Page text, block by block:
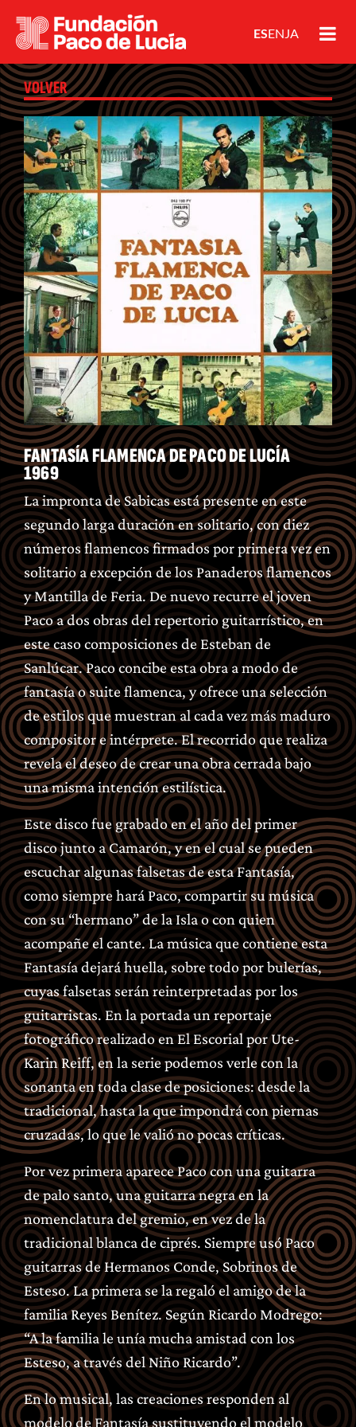
VOLVER
FANTASÍA FLAMENCA DE PACO DE LUCÍA
1969
La impronta de Sabicas está presente en este
segundo larga duración en solitario, con diez
números flamencos firmados por primera vez en
solitario a excepción de los Panaderos flamencos
y Mantilla de Feria. De nuevo recurre el joven
Paco a dos obras del repertorio guitarrístico, en
este caso composiciones de Esteban de
Sanlúcar. Paco concibe esta obra a modo de
fantasía o suite flamenca, y ofrece una selección
de estilos que muestran al cada vez más maduro
compositor e intérprete. El recorrido que realiza
revela el deseo de crear una obra cerrada bajo
una misma intención estilística.
Este disco fue grabado en el año del primer
disco junto a Camarón, y en el cual se pueden
escuchar algunas falsetas de esta Fantasía,
como siempre hará Paco, compartir su música
con su “hermano” de la Isla o con quien
acompañe el cante. La música que contiene esta
Fantasía dejará huella, sobre todo por bulerías,
cuyas falsetas serán reinterpretadas por los
guitarristas. En la portada un reportaje
fotográfico realizado en El Escorial por Ute-
Karin Reiff, en la serie podemos verle con la
sonanta en toda clase de posiciones: desde la
tradicional, hasta la que impondrá con piernas
cruzadas, lo que le valió no pocas críticas.
Por vez primera aparece Paco con una guitarra
de palo santo, una guitarra negra en la
nomenclatura del gremio, en vez de la
tradicional blanca de ciprés. Siempre usó Paco
guitarras de Hermanos Conde, Sobrinos de
Esteso. La primera se la regaló el amigo de la
familia Reyes Benítez. Según Ricardo Modrego:
“A la familia le unía mucha amistad con los
Esteso, a través del Niño Ricardo”.
En lo musical, las creaciones responden al
modelo de Fantasía sustituyendo el modelo
ENJA
ES